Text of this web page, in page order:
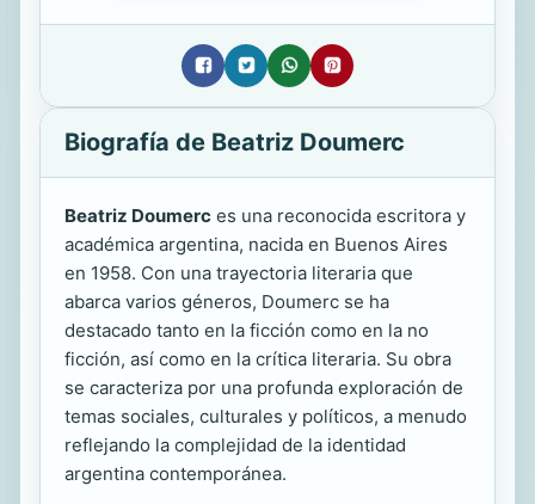
Biografía de Beatriz Doumerc
Beatriz Doumerc es una reconocida escritora y
académica argentina, nacida en Buenos Aires
en 1958. Con una trayectoria literaria que
abarca varios géneros, Doumerc se ha
destacado tanto en la ficción como en la no
ficción, así como en la crítica literaria. Su obra
se caracteriza por una profunda exploración de
temas sociales, culturales y políticos, a menudo
reflejando la complejidad de la identidad
argentina contemporánea.